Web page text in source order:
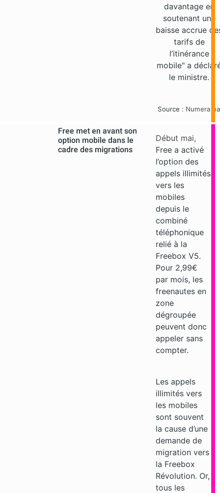
davantage en
soutenant une
baisse accrue
tarifs de
l’itinérance
mobile" a
le ministre.
Source : Numerama
Free met en avant son
option mobile dans le
cadre des migrations
Début mai,
Free a activé
l’option des
appels illimités
vers les
mobiles
depuis le
combiné
téléphonique
relié à la
Freebox V5.
Pour 2,99€
par mois, les
freenautes en
zone
dégroupée
peuvent donc
appeler sans
compter.
Les appels
illimités vers
les mobiles
sont souvent
la cause d’une
demande de
migration vers
la Freebox
Révolution. Or,
tous les